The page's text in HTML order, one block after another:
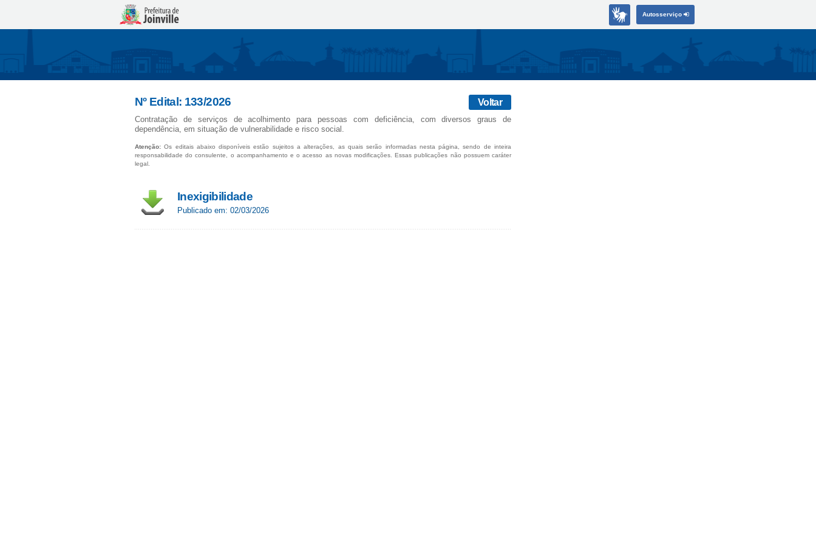
Autosserviço
Nº Edital: 133/2026 Voltar
Contratação de serviços de acolhimento para pessoas com deficiência, com diversos graus de
dependência, em situação de vulnerabilidade e risco social.
Atenção: Os editais abaixo disponíveis estão sujeitos a alterações, as quais serão informadas nesta página, sendo de inteira
responsabilidade do consulente, o acompanhamento e o acesso as novas modificações. Essas publicações não possuem caráter
legal.
Inexigibilidade
Publicado em: 02/03/2026